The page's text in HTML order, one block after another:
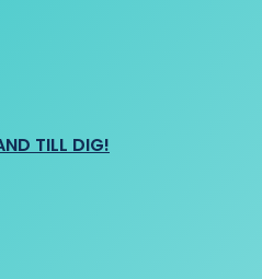
TILL DIG!